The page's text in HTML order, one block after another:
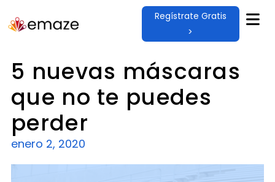
Regístrate Gratis
>
5 nuevas máscaras
que no te puedes
perder
enero 2, 2020